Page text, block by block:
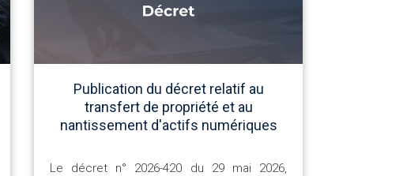
Publication du décret relatif au
transfert de propriété et au
nantissement d'actifs numériques
Le décret n° 2026-420 du 29 mai 2026,